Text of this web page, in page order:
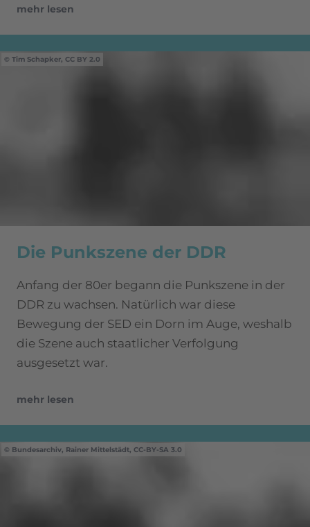
mehr lesen
Tim Schapker, CC BY 2.0
Die Punkszene der DDR
Anfang der 80er begann die Punkszene in der
DDR zu wachsen. Natürlich war diese
Bewegung der SED ein Dorn im Auge, weshalb
die Szene auch staatlicher Verfolgung
ausgesetzt war.
mehr lesen
Bundesarchiv, Rainer Mittelstädt, CC-BY-SA 3.0